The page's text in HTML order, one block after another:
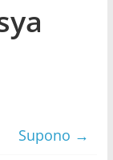
Supono →